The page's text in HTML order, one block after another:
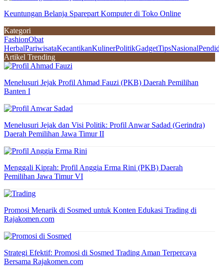
Keuntungan Belanja Sparepart Komputer di Toko Online
Kategori
FashionObat
HerbalPariwisataKecantikanKulinerPolitikGadgetTipsNasional
Artikel Trending
Menelusuri Jejak Profil Ahmad Fauzi (PKB) Daerah Pemilihan
Banten I
Menelusuri Jejak dan Visi Politik: Profil Anwar Sadad (Gerindra)
Daerah Pemilihan Jawa Timur II
Menggali Kiprah: Profil Anggia Erma Rini (PKB) Daerah
Pemilihan Jawa Timur VI
Promosi Menarik di Sosmed untuk Konten Edukasi Trading di
Rajakomen.com
Strategi Efektif: Promosi di Sosmed Trading Aman Terpercaya
Bersama Rajakomen.com